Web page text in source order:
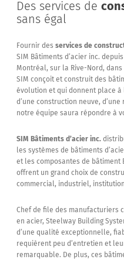
Des services de
sans égal
Fournir desservices de
SIM Bâtiments d’acier inc.
Montréal, sur la Rive-Nord,
SIM conçoit et construit des
évolution et qui donnent place à
d’une construction neuve,
notre équipe saura répondre à
SIM Bâtiments d’acier inc.
les systèmes de bâtiments
et les composantes de bâtiment
offrent un grand choix de
commercial, industriel,
Chef de file des manufacturiers
en acier, Steelway Building
d’une qualité exceptionnelle,
requièrent peu d’entretien et
remarquable. De plus, ces